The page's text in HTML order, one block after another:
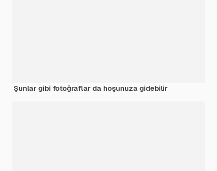
Şunlar gibi fotoğraflar da hoşunuza gidebilir